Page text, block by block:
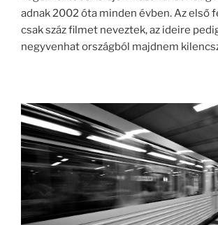
adnak 2002 óta minden évben. Az első
csak száz filmet neveztek, az ideire
negyvenhat országból majdnem